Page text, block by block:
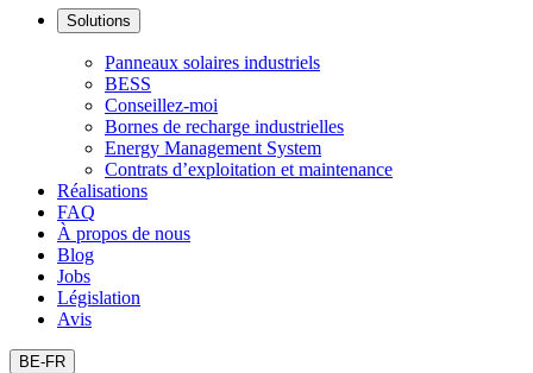
Solutions
Panneaux solaires industriels
BESS
Conseillez-moi
Bornes de recharge industrielles
Energy Management System
Contrats d’exploitation et maintenance
Réalisations
FAQ
À propos de nous
Blog
Jobs
Législation
Avis
BE-FR